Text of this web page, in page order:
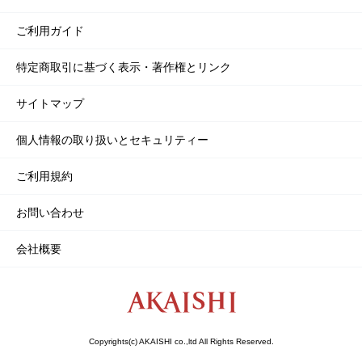
ご利用ガイド
特定商取引に基づく表示・著作権とリンク
サイトマップ
個人情報の取り扱いとセキュリティー
ご利用規約
お問い合わせ
会社概要
Copyrights(c) AKAISHI co.,ltd All Rights Reserved.